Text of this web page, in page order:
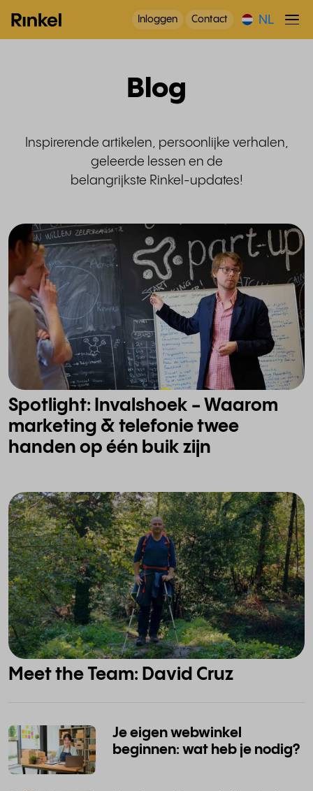
Inloggen Contact NL
Blog
Inspirerende artikelen, persoonlijke verhalen,
geleerde lessen en de
belangrijkste Rinkel-updates!
Spotlight: Invalshoek - Waarom
marketing & telefonie twee
handen op één buik zijn
Meet the Team: David Cruz
Je eigen webwinkel
beginnen: wat heb je nodig?